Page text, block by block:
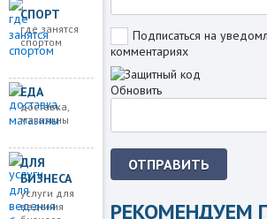
СПОРТ
где занятся
спортом
ЕДА
доставка,
магазины
ДЛЯ
БИЗНЕСА
услуги для
ведения
Подписаться на
комментариях
Обновить
ОТПРАВИТЬ
РЕКОМЕНДУЕМ